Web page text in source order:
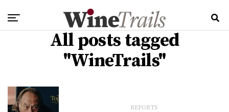
All posts tagged
"WineTrails"
REPORTS